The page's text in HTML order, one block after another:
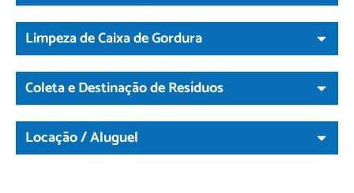
Limpeza de Caixa de Gordura
Coleta e Destinação de Resíduos
Locação / Aluguel